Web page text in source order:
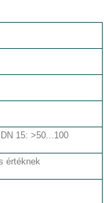
15: >50...100
értéknek